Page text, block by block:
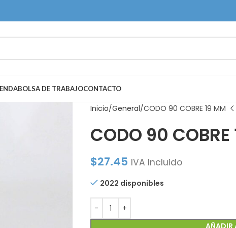
BOLSA DE TRABAJOCONTACTO
Inicio General CODO 90 COBRE 19 MM
CODO 90 COBRE
$27.45 IVA Incluido
2022 disponibles
AÑADIR